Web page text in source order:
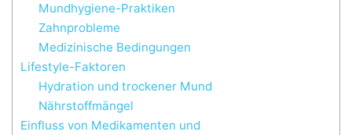
Mundhygiene-Praktiken
Zahnprobleme
Medizinische Bedingungen
Lifestyle-Faktoren
Hydration und trockener Mund
Nährstoffmängel
Einfluss von Medikamenten und